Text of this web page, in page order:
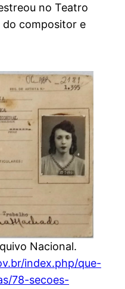
no Teatro
do compositor e
Nacional.
index.php/que-
78-secoes-